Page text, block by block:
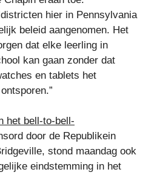
hier in Pennsylvania
beleid aangenomen. Het
dat elke leerling in
kan gaan zonder dat
en tablets het
het bell-to-bell-
door de Republikein
stond maandag ook
eindstemming in het